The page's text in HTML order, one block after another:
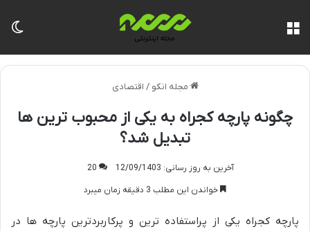
مجله انکو / اقتصادی
چگونه پارچه کجراه به یکی از محبوب ترین ها
تبدیل شد؟
آخرین به روز رسانی: 12/09/1403
20
خواندن این مطلب 3 دقیقه زمان میبرد
پارچه کجراه یکی از پراستفاده ترین و پرکاربردترین پارچه ها در